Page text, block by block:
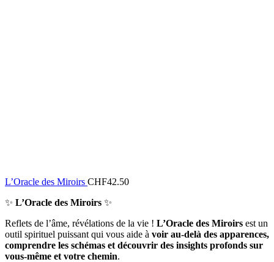
L’Oracle des Miroirs CHF42.50
✨ L’Oracle des Miroirs ✨
Reflets de l’âme, révélations de la vie ! L’Oracle des Miroirs est un
outil spirituel puissant qui vous aide à voir au-delà des apparences,
comprendre les schémas et découvrir des insights profonds sur
vous-même et votre chemin.